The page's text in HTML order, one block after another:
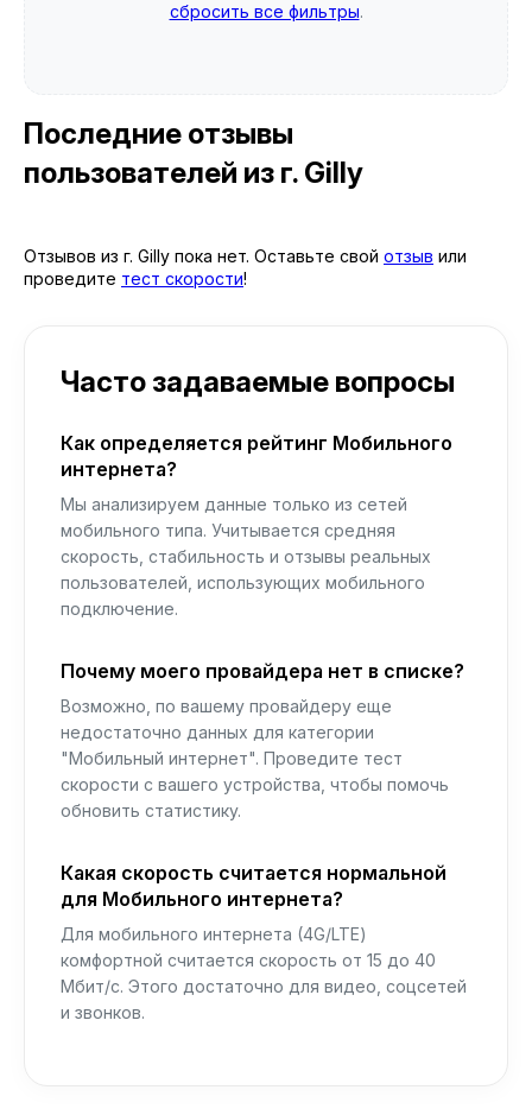
сбросить все фильтры.
Последние отзывы
пользователей из г. Gilly
Отзывов из г. Gilly пока нет. Оставьте свой отзыв или
проведите тест скорости!
Часто задаваемые вопросы
Как определяется рейтинг Мобильного
интернета?
Мы анализируем данные только из сетей
мобильного типа. Учитывается средняя
скорость, стабильность и отзывы реальных
пользователей, использующих мобильного
подключение.
Почему моего провайдера нет в списке?
Возможно, по вашему провайдеру еще
недостаточно данных для категории
"Мобильный интернет". Проведите тест
скорости с вашего устройства, чтобы помочь
обновить статистику.
Какая скорость считается нормальной
для Мобильного интернета?
Для мобильного интернета (4G/LTE)
комфортной считается скорость от 15 до 40
Мбит/с. Этого достаточно для видео, соцсетей
и звонков.